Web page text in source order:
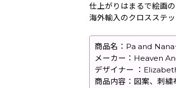
仕上がりはまるで絵画の
海外輸入のクロスステ
商品名：Pa and
メーカー：Heaven
デザイナー ：
商品内容：図案、刺